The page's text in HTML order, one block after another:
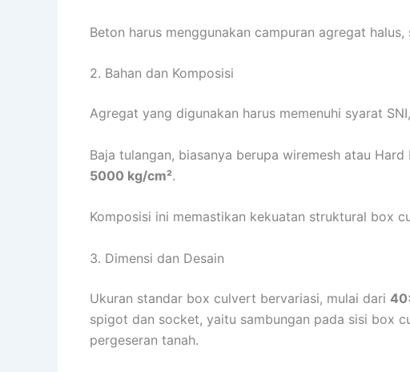
Beton harus menggunakan campuran agregat
2. Bahan dan Komposisi
Agregat yang digunakan harus memenuhi syarat
Baja tulangan, biasanya berupa wiremesh atau
5000 kg/cm².
Komposisi ini memastikan kekuatan struktural box
3. Dimensi dan Desain
Ukuran standar box culvert bervariasi, mulai dari
spigot dan socket, yaitu sambungan pada sisi box
pergeseran tanah.